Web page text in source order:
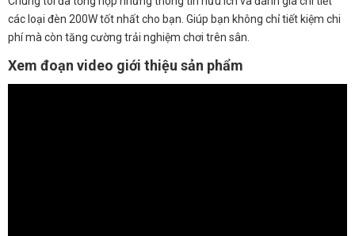
các loại đèn 200W tốt nhất cho bạn. Giúp bạn không chỉ tiết kiệm chi
phí mà còn tăng cường trải nghiệm chơi trên sân.
Xem đoạn video giới thiệu sản phẩm